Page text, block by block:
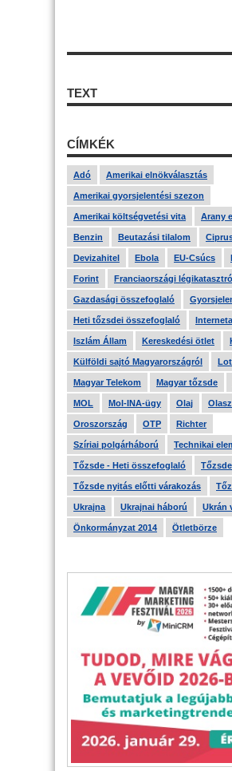
TEXT
CÍMKÉK
Adó Amerikai elnökválasztás
Amerikai gyorsjelentési szezon
Amerikai költségvetési vita Arany
Benzin Beutazási tilalom
Devizahitel Ebola EU-Csúcs
Forint Franciaországi
Gazdasági összefoglaló
Heti tőzsdei összefoglaló
Iszlám Állam Kereskedési ötlet
Külföldi sajtó Magyarországról
Magyar Telekom Magyar tőzsde
MOL Mol-INA-ügy Olaj
Oroszország OTP Richter
Szíriai polgárháború Technikai
Tőzsde - Heti összefoglaló
Tőzsde nyitás előtti várakozás
Ukrajna Ukrajnai háború Ukrán
Önkormányzat 2014 Ötletbörze